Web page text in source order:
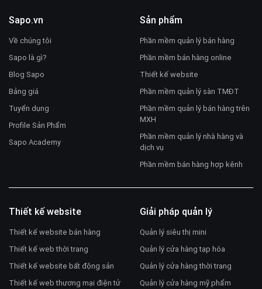
Sapo.vn
Về chúng tôi
Sapo là gì?
Blog Sapo
Bảng giá
Tuyển dụng
Profile Sản Phẩm
Sapo Academy
Sản phẩm
Phần mềm quản lý bán hàng
Phần mềm bán hàng online
Thiết kế website
Phần mềm quản lý sàn TMĐT
Phần mềm quản lý bán hàng trên
MXH
Phần mềm quản lý nhà hàng và
dịch vụ
Phần mềm bán hàng hợp kênh
Thiết kế website
Thiết kế website bán hàng
Thiết kế web thời trang
Thiết kế website bất động sản
Thiết kế web thương mại điện tử
Giải pháp quản lý
Quản lý siêu thị mini
Quản lý cửa hàng tạp hóa
Quản lý cửa hàng thời trang
Quản lý cửa hàng mỹ phẩm